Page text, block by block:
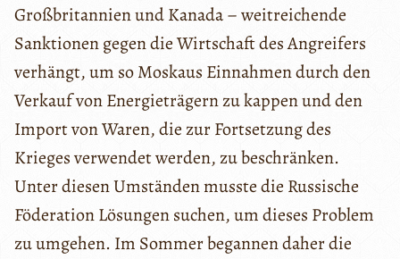
Großbritannien und Kanada – weitreichende
Sanktionen gegen die Wirtschaft des Angreifers
verhängt, um so Moskaus Einnahmen durch den
Verkauf von Energieträgern zu kappen und den
Import von Waren, die zur Fortsetzung des
Krieges verwendet werden, zu beschränken.
Unter diesen Umständen musste die Russische
Föderation Lösungen suchen, um dieses Problem
zu umgehen. Im Sommer begannen daher die